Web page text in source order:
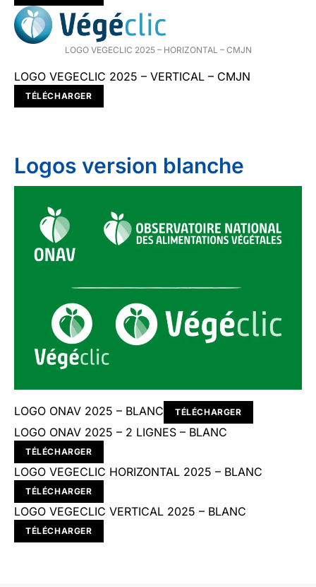
LOGO VEGECLIC 2025 – HORIZONTAL – CMJN
LOGO VEGECLIC 2025 – VERTICAL – CMJN
TÉLÉCHARGER
Logos version blanche
LOGO ONAV 2025 – BLANC TÉLÉCHARGER
LOGO ONAV 2025 – 2 LIGNES – BLANC
TÉLÉCHARGER
LOGO VEGECLIC HORIZONTAL 2025 – BLANC
TÉLÉCHARGER
LOGO VEGECLIC VERTICAL 2025 – BLANC
TÉLÉCHARGER